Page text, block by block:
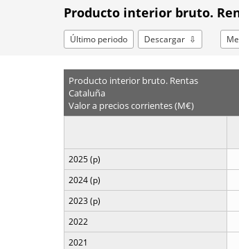
Producto interior bruto.
Último periodo Descargar
Producto interior bruto. Rentas
Cataluña
Valor a precios corrientes (M€)
2025 (p)
2024 (p)
2023 (p)
2022
2021